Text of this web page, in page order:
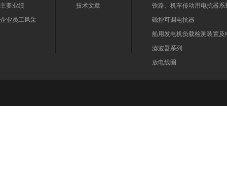
主要业绩
企业员工风采
技术文章
铁路、机车传动用电抗器系
磁控可调电抗器
船用发电机负载检测装置及
滤波器系列
放电线圈